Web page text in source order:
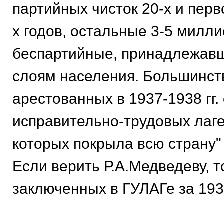
партийных чисток 20-х и
х годов, остальные 3-5
беспартийные,
слоям населения.
арестованных в 1937-1938 гг.
исправительно-трудовых
которых покрыла всю
Если верить Р.А.Медведеву,
заключенных в ГУЛАГе за